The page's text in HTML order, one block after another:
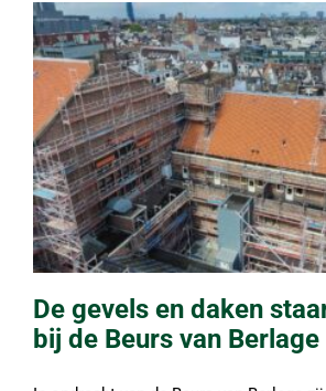
De gevels en daken
bij de Beurs van Berlage